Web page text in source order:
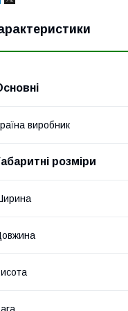
виробник
розміри